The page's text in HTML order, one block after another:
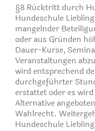
§8 Rücktritt durch
Hundeschule
mangelnder
oder aus Gründen
Dauer-Kurse,
Veranstaltungen
wird entsprechend
durchgeführter
erstattet oder es
Alternative
Wahlrecht.
Hundeschule